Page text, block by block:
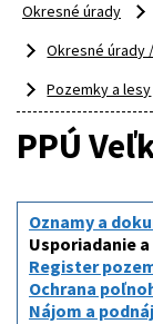
Okresné úrady
Okresné úrady
Pozemky a lesy
PPÚ
Oznamy a
Usporiadanie
Register
Ochrana
Nájom a